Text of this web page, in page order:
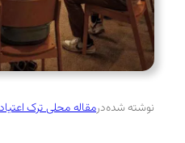
نوشته شدهدرمقاله محلی ترک اعتیاد